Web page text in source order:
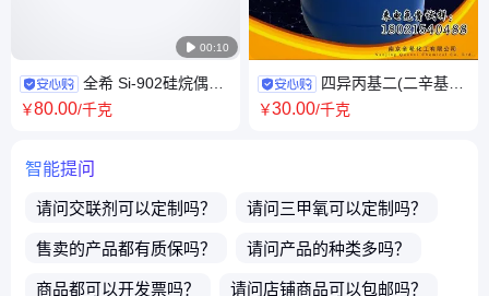
 00:10
全希 Si-902硅烷偶联
剂 γ-氨丙基甲基二乙氧基 涂料
￥80.00/千克
四异丙基二(二辛基亚
磷酸酰氧基)钛酸酯 钛酸酯偶联
￥30.00/千克
智能提问
请问交联剂 可以定制吗？ 请问三甲氧可以定制吗？
售卖的产品都有质保吗？ 请问产品的种类多吗？
商品都可以开发票吗？ 请问店铺商品可以包邮吗？